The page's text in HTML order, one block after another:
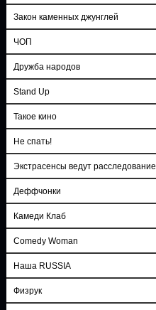
Закон каменных джунглей
ЧОП
Дружба народов
Stand Up
Такое кино
Не спать!
Экстрасенсы ведут расследование
Деффчонки
Камеди Клаб
Comedy Woman
Наша RUSSIA
Физрук